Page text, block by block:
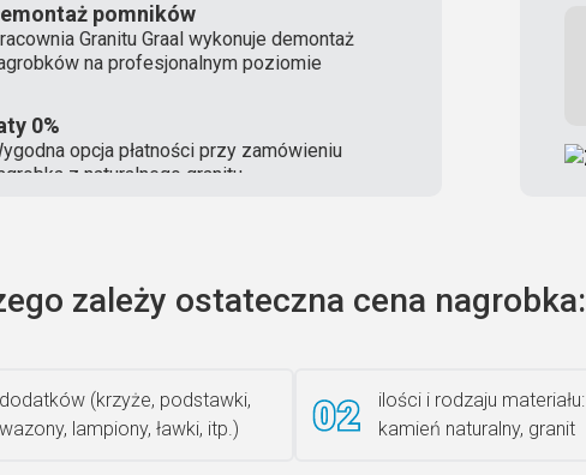
pomników
Granitu Graal wykonuje demontaż
na profesjonalnym poziomie
0%
opcja płatności przy zamówieniu
z naturalnego granitu
zależy ostateczna cena nagrobka:
dodatków (krzyże, podstawki,
wazony, lampiony, ławki, itp.)
ilości i rodzaju materiału:
kamień naturalny, granit